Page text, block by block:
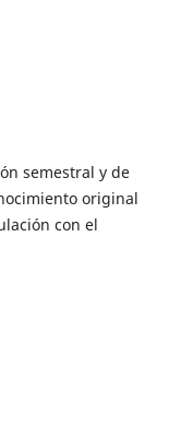
semestral y de
original
con el